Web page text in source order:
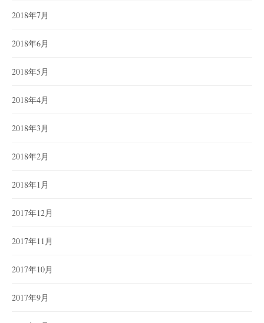
2018年7月
2018年6月
2018年5月
2018年4月
2018年3月
2018年2月
2018年1月
2017年12月
2017年11月
2017年10月
2017年9月